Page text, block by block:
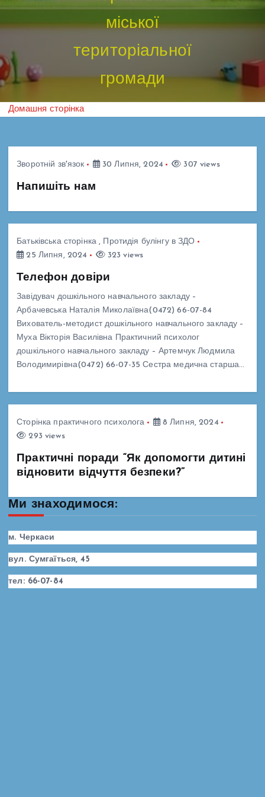
міської
територіальної
громади
Домашня сторінка
Зворотній зв'язок 30 Липня, 2024 307 views
Напишіть нам
Батьківська сторінка, Протидія булінгу в ЗДО
25 Липня, 2024
323 views
Телефон довіри
Завідувач дошкільного навчального закладу –
Арбачевська Наталія Миколаївна(0472) 66-07-84
Вихователь-методист дошкільного навчального закладу –
Муха Вікторія Василівна Практичний психолог
дошкільного навчального закладу – Артемчук Людмила
Володимирівна(0472) 66-07-35 Сестра медична старша…
Сторінка практичного психолога
8 Липня, 2024
293 views
Практичні поради “Як допомогти дитині
відновити відчуття безпеки?”
Ми знаходимося:
м. Черкаси
вул. Сумгаїться, 45
тел: 66-07-84